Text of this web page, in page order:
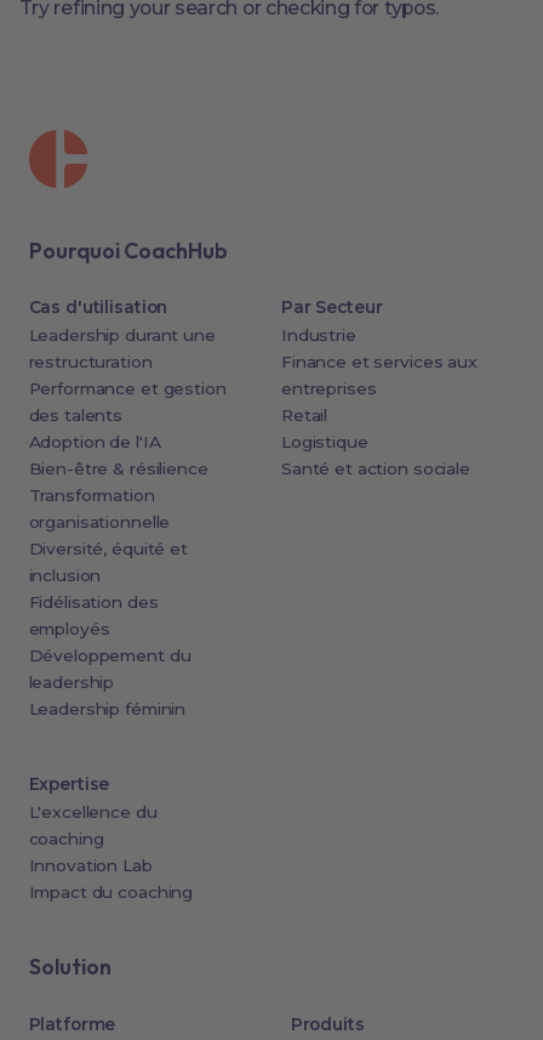
Try refining your search or checking for typos.
Pourquoi CoachHub
Cas d'utilisation
Leadership durant une
restructuration
Performance et gestion
des talents
Adoption de l'IA
Bien-être & résilience
Transformation
organisationnelle
Diversité, équité et
inclusion
Fidélisation des
employés
Développement du
leadership
Leadership féminin
Par Secteur
Industrie
Finance et services aux
entreprises
Retail
Logistique
Santé et action sociale
Expertise
L'excellence du
coaching
Innovation Lab
Impact du coaching
Solution
Platforme
Produits